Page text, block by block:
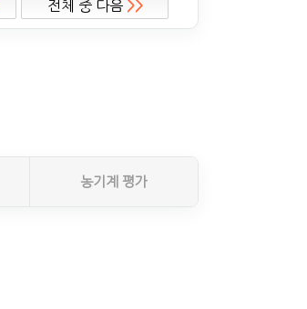
전체 중 다음 >>
농기계 평가